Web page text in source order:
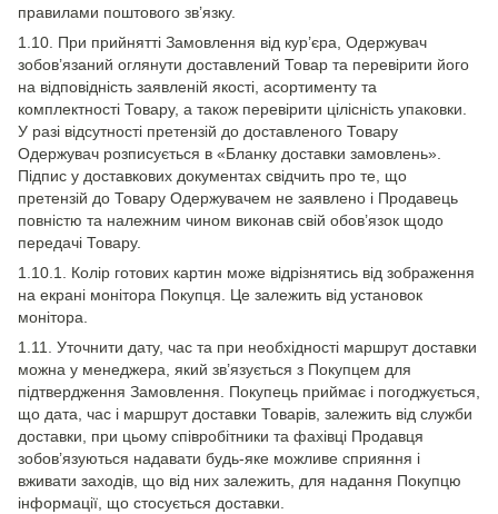
правилами поштового зв’язку.
1.10. При прийнятті Замовлення від кур’єра, Одержувач
зобов’язаний оглянути доставлений Товар та перевірити його
на відповідність заявленій якості, асортименту та
комплектності Товару, а також перевірити цілісність упаковки.
У разі відсутності претензій до доставленого Товару
Одержувач розписується в «Бланку доставки замовлень».
Підпис у доставкових документах свідчить про те, що
претензій до Товару Одержувачем не заявлено і Продавець
повністю та належним чином виконав свій обов’язок щодо
передачі Товару.
1.10.1. Колір готових картин може відрізнятись від зображення
на екрані монітора Покупця. Це залежить від установок
монітора.
1.11. Уточнити дату, час та при необхідності маршрут доставки
можна у менеджера, який зв’язується з Покупцем для
підтвердження Замовлення. Покупець приймає і погоджується,
що дата, час і маршрут доставки Товарів, залежить від служби
доставки, при цьому співробітники та фахівці Продавця
зобов’язуються надавати будь-яке можливе сприяння і
вживати заходів, що від них залежить, для надання Покупцю
інформації, що стосується доставки.